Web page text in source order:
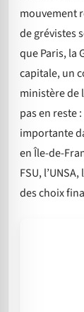
mouvement
de grévistes
que Paris, la
capitale, un
ministère de
pas en reste
importante
en Île-de-
FSU,
des choix